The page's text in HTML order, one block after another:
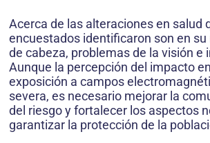
Acerca de las alteraciones en salud
encuestados identificaron son en
de cabeza, problemas de la visión e
Aunque la percepción del impacto
exposición a campos
severa, es necesario mejorar la
del riesgo y fortalecer los aspectos
garantizar la protección de la